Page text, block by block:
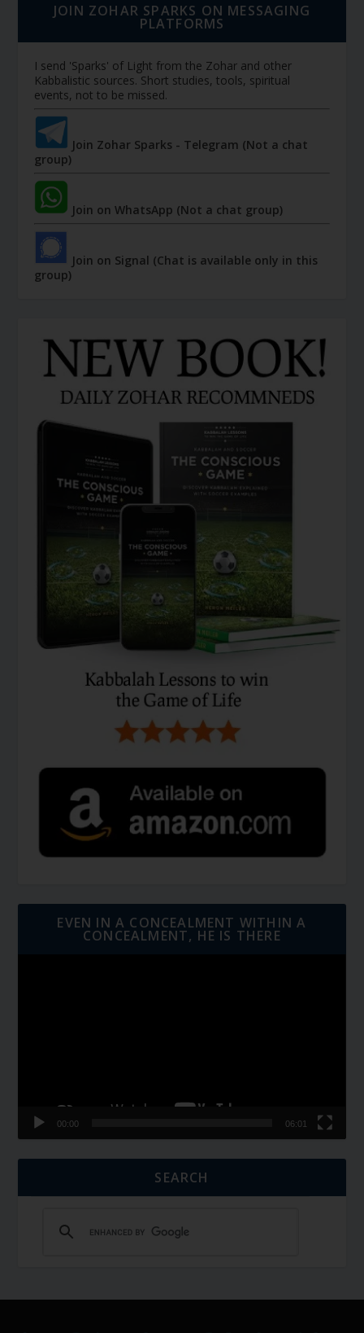
JOIN ZOHAR SPARKS ON MESSAGING
PLATFORMS
I send 'Sparks' of Light from the Zohar and other
Kabbalistic sources. Short studies, tools, spiritual
events, not to be missed.
Join Zohar Sparks - Telegram (Not a chat
group)
Join on WhatsApp (Not a chat group)
Join on Signal (Chat is available only in this
group)
EVEN IN A CONCEALMENT WITHIN A
CONCEALMENT, HE IS THERE
00:00 06:01
SEARCH